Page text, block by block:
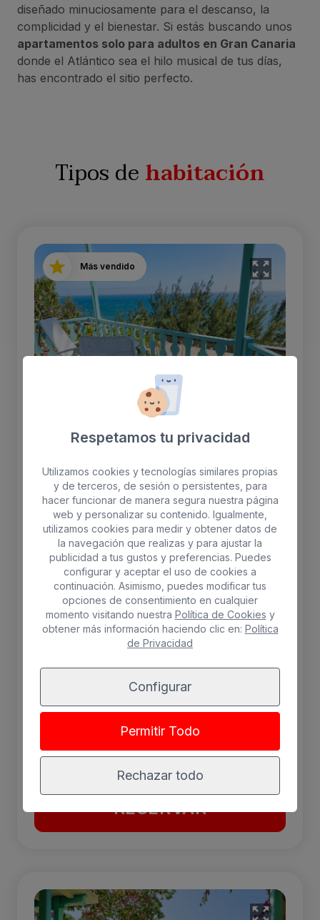
diseñado minuciosamente para el descanso, la
complicidad y el bienestar. Si estás buscando unos
apartamentos solo para adultos en Gran Canaria
donde el Atlántico sea el hilo musical de tus días,
has encontrado el sitio perfecto.
Tipos dehabitación
Más vendido
Apartamento Premium
Panorámica Océano & Dunas
Apartamento de un dormitorio con cama de
matrimonio, amplio armario con caja fuerte,
sala de estar, compuesto por un sofá y sillón.
Cocina totalmente equipada con microondas
grill, nevera, mesa con dos sillas, y un
completo menaje. Baño con plato de ducha.
RESERVAR
Respetamos tu privacidad
Utilizamos cookies y tecnologías similares propias
y de terceros, de sesión o persistentes, para
hacer funcionar de manera segura nuestra página
web y personalizar su contenido. Igualmente,
utilizamos cookies para medir y obtener datos de
la navegación que realizas y para ajustar la
publicidad a tus gustos y preferencias. Puedes
configurar y aceptar el uso de cookies a
continuación. Asimismo, puedes modificar tus
opciones de consentimiento en cualquier
momento visitando nuestra Política de Cookies y
obtener más información haciendo clic en: Política
de Privacidad
Configurar
Permitir Todo
Rechazar todo